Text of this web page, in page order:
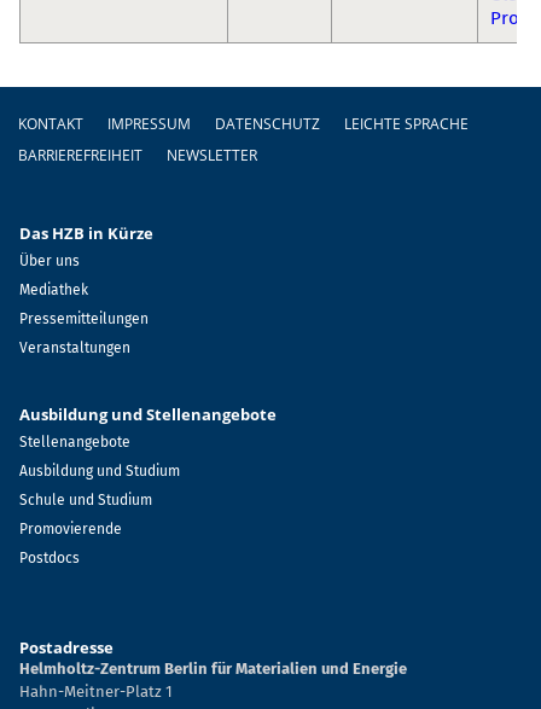
Fußzeile
KONTAKT IMPRESSUM DATENSCHUTZ
LEICHTE SPRACHE
BARRIEREFREIHEIT
NEWSLETTER
Das HZB in Kürze
Über uns
Mediathek
Pressemitteilungen
Veranstaltungen
Ausbildung und Stellenangebote
Stellenangebote
Ausbildung und Studium
Schule und Studium
Promovierende
Postdocs
Postadresse
Helmholtz-Zentrum Berlin für Materialien und Energie
Hahn-Meitner-Platz 1